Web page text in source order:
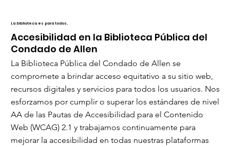
La biblioteca es para todos.
Accesibilidad en la Biblioteca Pública del
Condado de Allen
La Biblioteca Pública del Condado de Allen se
compromete a brindar acceso equitativo a su sitio web,
recursos digitales y servicios para todos los usuarios. Nos
esforzamos por cumplir o superar los estándares de nivel
AA de las Pautas de Accesibilidad para el Contenido
Web (WCAG) 2.1 y trabajamos continuamente para
mejorar la accesibilidad en todas nuestras plataformas